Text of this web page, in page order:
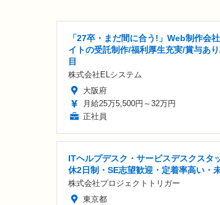
「27卒・まだ間に合う!」Web制作会
イトの受託制作/福利厚生充実/賞与あ
目
株式会社ELシステム
大阪府
月給25万5,500円～32万円
正社員
ITヘルプデスク・サービスデスクスタ
休2日制・SE志望歓迎・定着率高い・
株式会社プロジェクトトリガー
東京都